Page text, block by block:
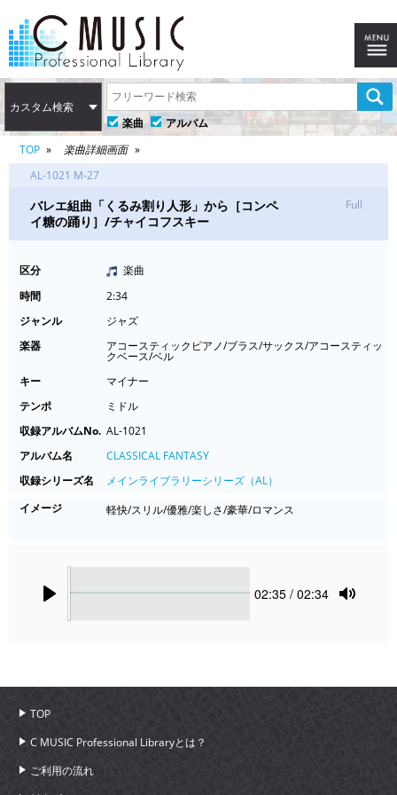
カスタム検索
楽曲
アルバム
TOP
楽曲詳細画面
AL-1021 M-27
バレエ組曲「くるみ割り人形」から［コンペ
イ糖の踊り］/チャイコフスキー
Full
区分
楽曲
時間
2:34
ジャンル
ジャズ
楽器
アコースティックピアノ/ブラス/サックス/アコースティッ
クベース/ベル
キー
マイナー
テンポ
ミドル
収録アルバムNo. AL-1021
アルバム名
CLASSICAL FANTASY
収録シリーズ名
メインライブラリーシリーズ（AL）
イメージ
軽快/スリル/優雅/楽しさ/豪華/ロマンス
Current
02:35 / 02:34
TOP
C MUSIC Professional Libraryとは？
ご利用の流れ